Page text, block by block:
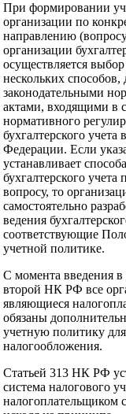
При формировании
организации по
направлению
организации
осуществляется
нескольких
законодательными
актами, входящими в
нормативного
бухгалтерского учета
Федерации. Если
устанавливает
бухгалтерского учета
вопросу, то
самостоятельно
ведения
соответствующие
учетной политике.
С момента введения в
второй НК РФ все
являющиеся
обязаны
учетную политику
налогообложения.
Статьей 313 НК РФ
система налогового
налогоплательщиком